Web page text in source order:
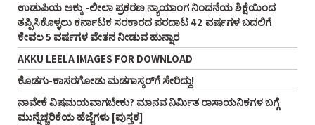
ಉಡುಪಿಯ ಅಕ್ಕು -ಲೀಲಾ ಪ್ರಕರಣ ನ್ಯಾಯಾಂಗ ನಿಂದನೆಯ ಶಿಕ್ಷೆಯಿಂದ
ತಪ್ಪಿಸಿಕೊಳ್ಳಲು ಕರ್ನಾಟಕ ಸರಕಾರದ ಪರದಾಟ 42 ವರ್ಷಗಳ ಬದಲಿಗೆ
ಕೇವಲ 5 ವರ್ಷಗಳ ವೇತನ ನೀಡುವ ಹುನ್ನಾರ
AKKU LEELA IMAGES FOR DOWNLOAD
ಕೊಡಗು-ಕಾಸರಗೋಡು ಮಡಗಾಸ್ಕರ್‌ಗೆ ಸೇರಿದ್ದು!
ನಾವೇಕೆ ವಿಷಮಯವಾಗಬೇಕು? ಮಾನವ ನಿರ್ಮಿತ ರಾಸಾಯನಿಕಗಳ ಬಗ್ಗೆ
ಮುನ್ನೆಚ್ಚರಿಕೆಯ ಹೆಜ್ಜೆಗಳು [ಪುಸ್ತಕ]